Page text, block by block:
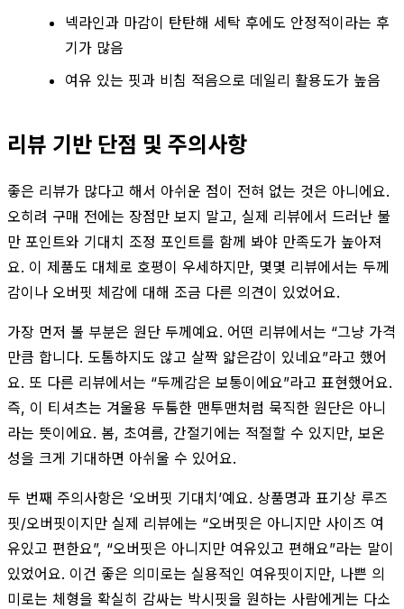
넥라인과 마감이 탄탄해 세탁 후에도 안정적이라는 후
기가 많음
여유 있는 핏과 비침 적음으로 데일리 활용도가 높음
리뷰 기반 단점 및 주의사항
좋은 리뷰가 많다고 해서 아쉬운 점이 전혀 없는 것은 아니에요.
오히려 구매 전에는 장점만 보지 말고, 실제 리뷰에서 드러난 불
만 포인트와 기대치 조정 포인트를 함께 봐야 만족도가 높아져
요. 이 제품도 대체로 호평이 우세하지만, 몇몇 리뷰에서는 두께
감이나 오버핏 체감에 대해 조금 다른 의견이 있었어요.
가장 먼저 볼 부분은 원단 두께예요. 어떤 리뷰에서는 “그냥 가격
만큼 합니다. 도톰하지도 않고 살짝 얇은감이 있네요”라고 했어
요. 또 다른 리뷰에서는 “두께감은 보통이에요”라고 표현했어요.
즉, 이 티셔츠는 겨울용 두툼한 맨투맨처럼 묵직한 원단은 아니
라는 뜻이에요. 봄, 초여름, 간절기에는 적절할 수 있지만, 보온
성을 크게 기대하면 아쉬울 수 있어요.
두 번째 주의사항은 ‘오버핏 기대치’예요. 상품명과 표기상 루즈
핏/오버핏이지만 실제 리뷰에는 “오버핏은 아니지만 사이즈 여
유있고 편한요”, “오버핏은 아니지만 여유있고 편해요”라는 말이
있었어요. 이건 좋은 의미로는 실용적인 여유핏이지만, 나쁜 의
미로는 체형을 확실히 감싸는 박시핏을 원하는 사람에게는 다소